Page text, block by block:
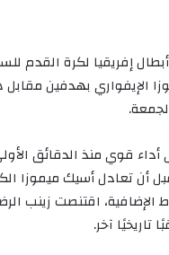
الإيفواري بهدفين
قوي منذ الدقائق
الإضافية، اقتنصت زينب